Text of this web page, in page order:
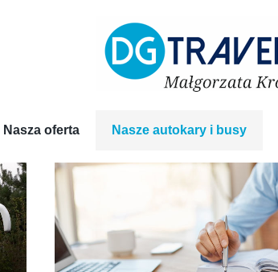
Nasza oferta Nasze autokary i busy